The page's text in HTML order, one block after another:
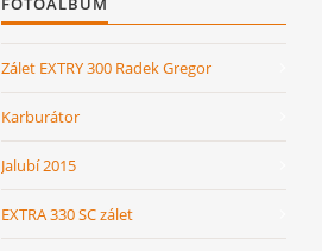
Zálet EXTRY 300 Radek Gregor
Karburátor
Jalubí 2015
EXTRA 330 SC zálet